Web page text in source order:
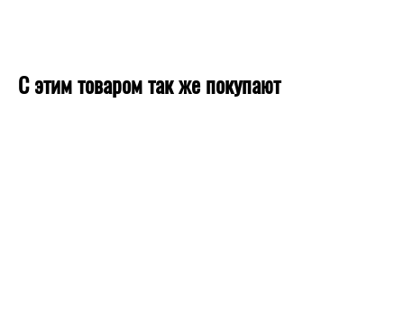
С этим товаром так же покупают